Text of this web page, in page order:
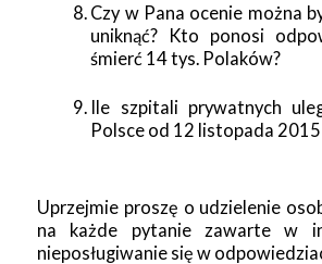
Czy w Pana ocenie można
uniknąć? Kto ponosi
śmierć 14 tys. Polaków?
Ile szpitali prywatnych
Polsce od 12 listopada 2015
Uprzejmie proszę o udzielenie
na każde pytanie zawarte w
nieposługiwanie się w